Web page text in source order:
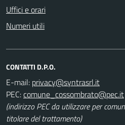
Uffici e orari
Numeri utili
CONTATTI D.P.O.
E-mail:
PEC:
(indirizzo PEC da utilizzare per
titolare del trattamento)